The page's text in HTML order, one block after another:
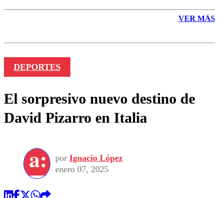
VER MÁS
DEPORTES
El sorpresivo nuevo destino de
David Pizarro en Italia
por Ignacio López
enero 07, 2025